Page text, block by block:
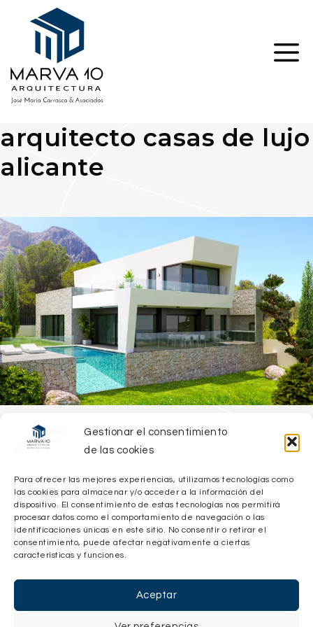
Gestionar el consentimiento
de las cookies
Para ofrecer las mejores experiencias, utilizamos tecnologías como
las cookies para almacenar y/o acceder a la información del
dispositivo. El consentimiento de estas tecnologías nos permitirá
procesar datos como el comportamiento de navegación o las
identificaciones únicas en este sitio. No consentir o retirar el
consentimiento, puede afectar negativamente a ciertas
características y funciones.
Aceptar
arquitecto casas de lujo
alicante
Proyecto 8 Viviendas en Polop
Comenzamos el mes de Julio con un interesante
proyecto de lo que será la primera de un total de ocho …
Leer más
Noticias